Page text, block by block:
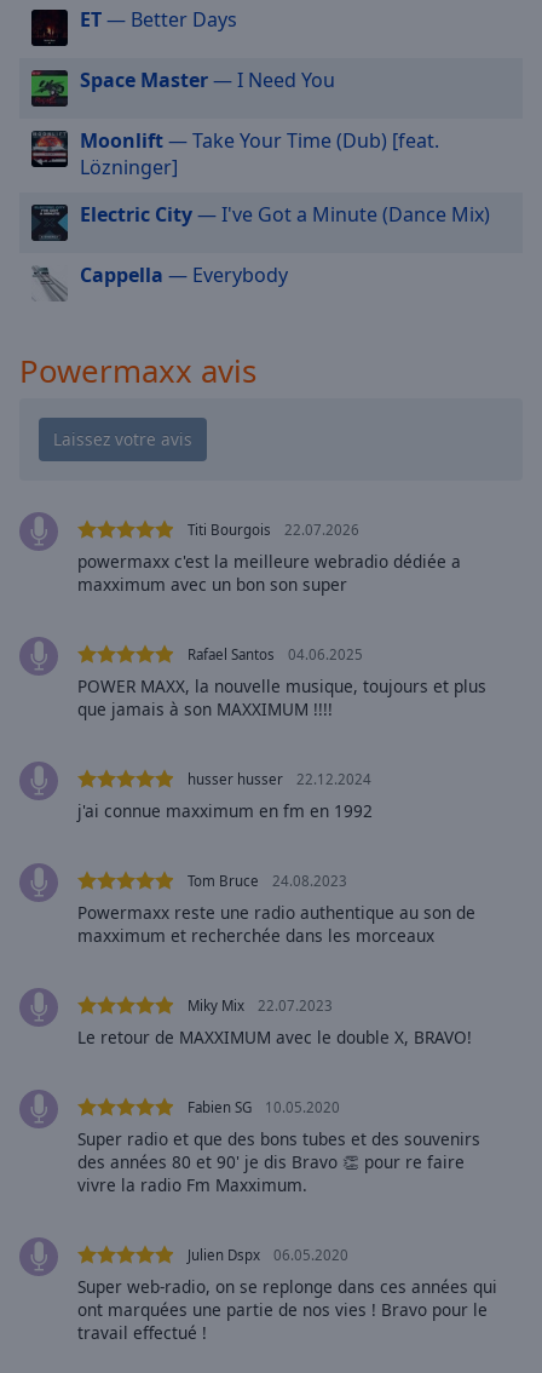
modal
window.
Beginning
window.
Escape
cancel
the
Opacity
Background
Color
Background
Color
Text
Font
Family
ET— Better Days
Space Master— I Need You
Moonlift— Take Your Time (Dub) [feat.
Lözninger]
Electric City— I've Got a Minute (Dance Mix)
Cappella — Everybody
Powermaxx avis
Titi Bourgois 22.07.2026
powermaxx c'est la meilleure webradio dédiée a
maxximum avec un bon son super
Rafael Santos 04.06.2025
POWER MAXX, la nouvelle musique, toujours et plus
que jamais à son MAXXIMUM !!!!
husser husser 22.12.2024
j'ai connue maxximum en fm en 1992
Tom Bruce 24.08.2023
Powermaxx reste une radio authentique au son de
maxximum et recherchée dans les morceaux
Miky Mix 22.07.2023
Le retour de MAXXIMUM avec le double X, BRAVO!
Fabien SG 10.05.2020
Super radio et que des bons tubes et des souvenirs
des années 80 et 90' je dis Bravo 👏 pour re faire
vivre la radio Fm Maxximum.
Julien Dspx 06.05.2020
Super web-radio, on se replonge dans ces années qui
ont marquées une partie de nos vies ! Bravo pour le
travail effectué !